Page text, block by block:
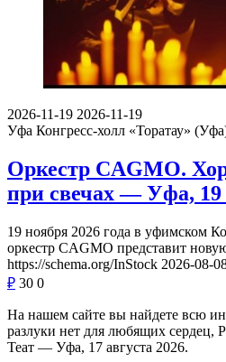
2026-11-19 2026-11-19
Уфа Конгресс-холл «Торатау»
Оркестр CAGMO.
при свечах — Уфа, 19
19 ноября 2026 года в уфимском
оркестр CAGMO представит
https://schema.org/InStock 2026-08-
₽ 30 0
На нашем сайте вы найдете всю
разлуки нет для любящих сердец,
Теат — Уфа, 17 августа 2026.